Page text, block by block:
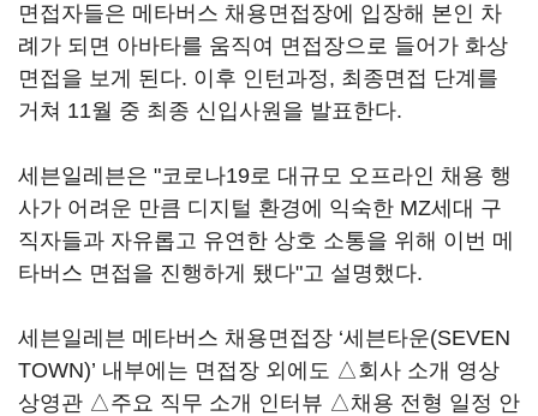
면접자들은 메타버스 채용면접장에 입장해 본인 차
례가 되면 아바타를 움직여 면접장으로 들어가 화상
면접을 보게 된다. 이후 인턴과정, 최종면접 단계를
거쳐 11월 중 최종 신입사원을 발표한다.
세븐일레븐은 "코로나19로 대규모 오프라인 채용 행
사가 어려운 만큼 디지털 환경에 익숙한 MZ세대 구
직자들과 자유롭고 유연한 상호 소통을 위해 이번 메
타버스 면접을 진행하게 됐다"고 설명했다.
세븐일레븐 메타버스 채용면접장 ‘세븐타운(SEVEN
TOWN)’ 내부에는 면접장 외에도 △회사 소개 영상
상영관 △주요 직무 소개 인터뷰 △채용 전형 일정 안